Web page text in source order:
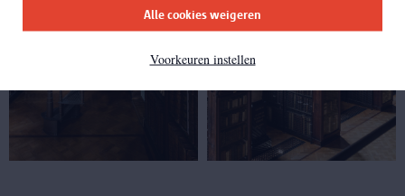
Alle cookies weigeren
Voorkeuren instellen